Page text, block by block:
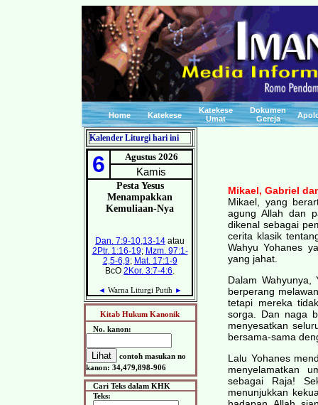
Home Katekese
Katekese
Umat
Dokumen
Gereja
Kalender Liturgi hari ini
Kitab Hukum Kanonik
No. kanon:
contoh masukan no
kanon: 34,479,898-906
Cari Teks dalam KHK
Teks:
Mikael, Gabriel
Mikael, yang
agung Allah dan
dikenal sebagai
cerita klasik
Wahyu Yohanes
yang jahat.
Dalam Wahyunya,
berperang
tetapi mereka
sorga. Dan naga
menyesatkan
bersama-sama
Lalu Yohanes
menyelamatkan
sebagai Raja!
menunjukkan